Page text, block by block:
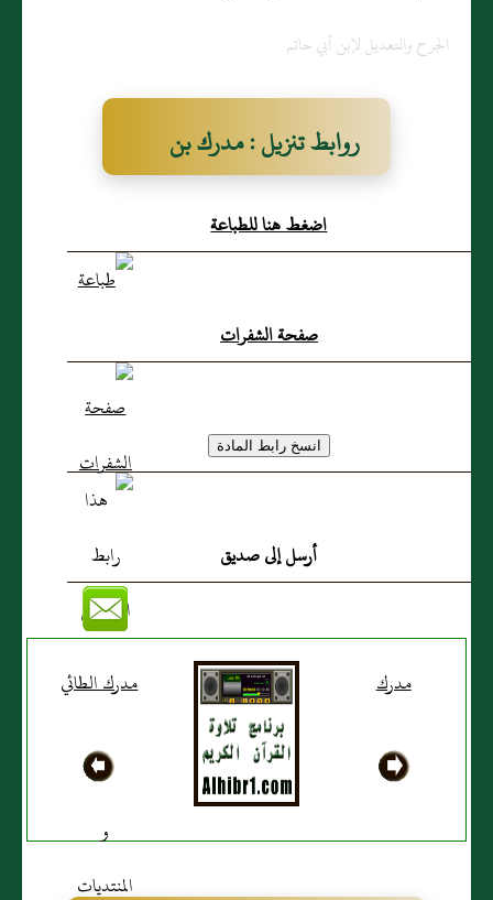
الجرح والتعديل لإبن أبي حاتم
روابط تنزيل : مدرك بن
شوذب الطهوي
اضغط هنا للطباعة
صفحة الشفرات
أرسل إلى صديق
مدرك مدرك الطائي